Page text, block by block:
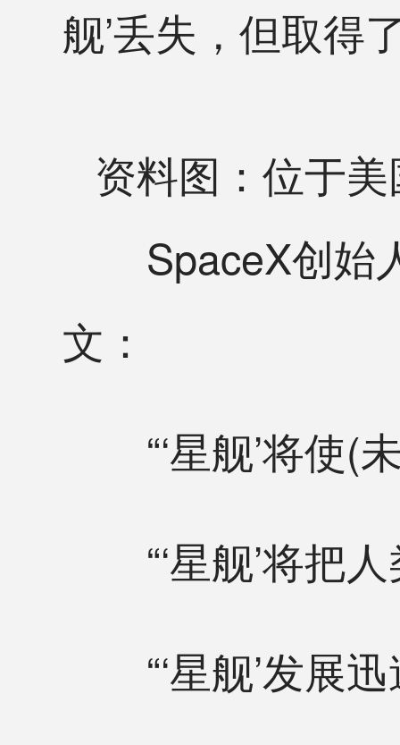
舰’丢失，但取得
资料图：位于
SpaceX创始人
文：
“‘星舰’将使(
“‘星舰’将把人
“‘星舰’发展迅